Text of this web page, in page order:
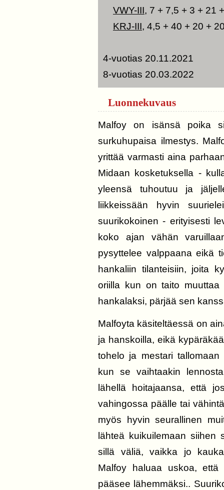
VWY-III, 7 + 7,5 + 3 + 21
KRJ-III, 4,5 + 40 + 20 +
4-vuotias 20.11.2021
8-vuotias 20.03.2022
Luonnekuvaus
Malfoy on isänsä poika
surkuhupaisa ilmestys.
yrittää varmasti aina
Midaan kosketuksella -
yleensä tuhoutuu ja
liikkeissään hyvin
suurikokoinen - erityisesti
koko ajan vähän
pysyttelee valppaana eikä
hankaliin tilanteisiin, joita
oriilla kun on taito muuttaa
hankalaksi, pärjää sen
Malfoyta käsiteltäessä on
ja hanskoilla, eikä
tohelo ja mestari
kun se vaihtaakin
lähellä hoitajaansa, että
vahingossa päälle tai
myös hyvin seurallinen
lähteä kuikuilemaan siihen
sillä väliä, vaikka jo
Malfoy haluaa uskoa,
pääsee lähemmäksi..